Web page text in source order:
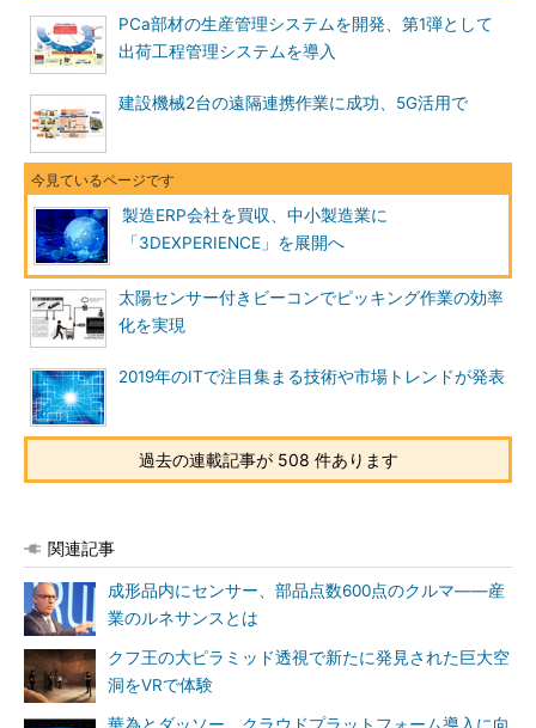
PCa部材の生産管理システムを開発、第1弾として
出荷工程管理システムを導入
建設機械2台の遠隔連携作業に成功、5G活用で
製造ERP会社を買収、中小製造業に
「3DEXPERIENCE」を展開へ
太陽センサー付きビーコンでピッキング作業の効率
化を実現
2019年のITで注目集まる技術や市場トレンドが発表
過去の連載記事が 508 件あります
関連記事
成形品内にセンサー、部品点数600点のクルマ――産
業のルネサンスとは
クフ王の大ピラミッド透視で新たに発見された巨大空
洞をVRで体験